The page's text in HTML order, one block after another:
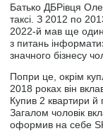
Батько ДБРівця
таксі. З 2012 по
2022-й мав ще
з питань
значного бізнесу
Попри це, окрім
2018 роках він
Купив 2 квартири
Загалом чоловік
оформив на себе